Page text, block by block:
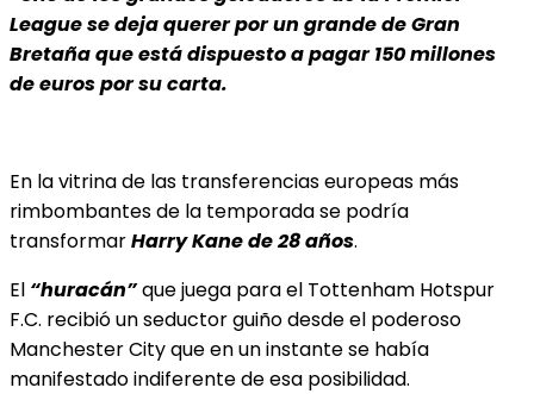
League se deja querer por un grande de Gran
Bretaña que está dispuesto a pagar 150 millones
de euros por su carta.
En la vitrina de las transferencias europeas más
rimbombantes de la temporada se podría
transformarHarry Kane de 28 años.
El “huracán”que juega para el Tottenham Hotspur
F.C. recibió un seductor guiño desde el poderoso
Manchester City que en un instante se había
manifestado indiferente de esa posibilidad.